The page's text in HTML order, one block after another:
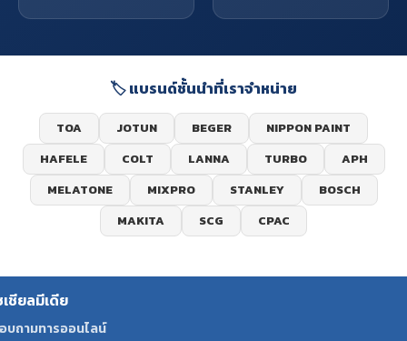
🏷️ แบรนด์ชั้นนำที่เราจำหน่าย
TOA JOTUN BEGER
NIPPON PAINT
HAFELE
COLT LANNA TURBO
APH
MELATONE
MIXPRO STANLEY
BOSCH
MAKITA
SCG CPAC
เชียลมีเดีย
บถามทารออนไลน์